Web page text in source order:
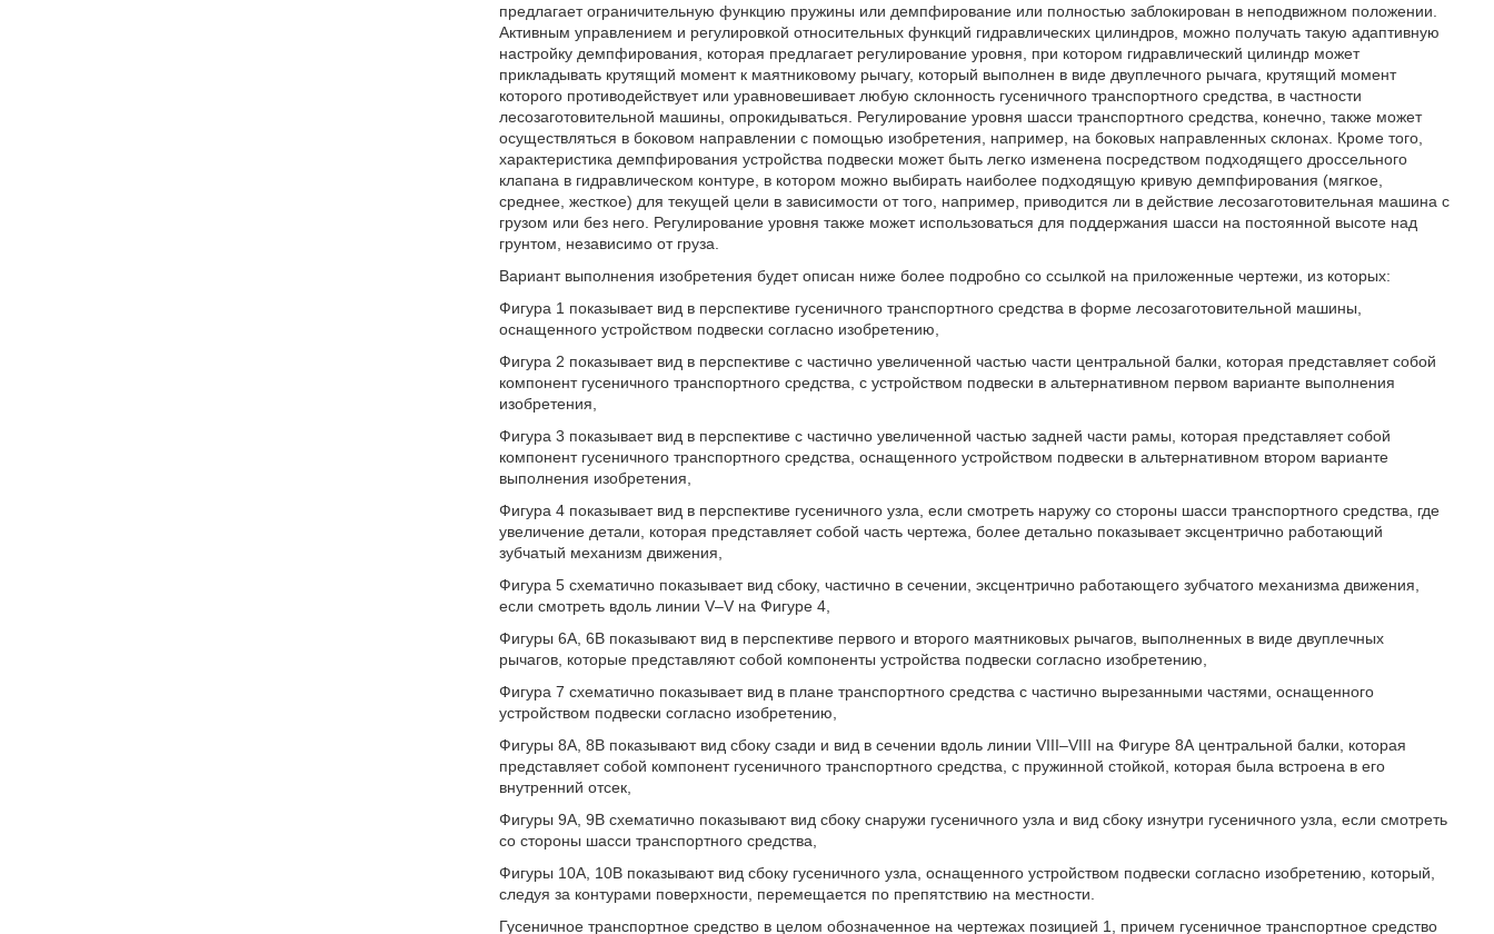
предлагает ограничительную функцию пружины или демпфирование или полностью заблокирован в неподвижном положении.
Активным управлением и регулировкой относительных функций гидравлических цилиндров, можно получать такую адаптивную
настройку демпфирования, которая предлагает регулирование уровня, при котором гидравлический цилиндр может
прикладывать крутящий момент к маятниковому рычагу, который выполнен в виде двуплечного рычага, крутящий момент
которого противодействует или уравновешивает любую склонность гусеничного транспортного средства, в частности
лесозаготовительной машины, опрокидываться. Регулирование уровня шасси транспортного средства, конечно, также может
осуществляться в боковом направлении с помощью изобретения, например, на боковых направленных склонах. Кроме того,
характеристика демпфирования устройства подвески может быть легко изменена посредством подходящего дроссельного
клапана в гидравлическом контуре, в котором можно выбирать наиболее подходящую кривую демпфирования (мягкое,
среднее, жесткое) для текущей цели в зависимости от того, например, приводится ли в действие лесозаготовительная машина с
грузом или без него. Регулирование уровня также может использоваться для поддержания шасси на постоянной высоте над
грунтом, независимо от груза.
Вариант выполнения изобретения будет описан ниже более подробно со ссылкой на приложенные чертежи, из которых:
Фигура 1 показывает вид в перспективе гусеничного транспортного средства в форме лесозаготовительной машины,
оснащенного устройством подвески согласно изобретению,
Фигура 2 показывает вид в перспективе с частично увеличенной частью части центральной балки, которая представляет собой
компонент гусеничного транспортного средства, с устройством подвески в альтернативном первом варианте выполнения
изобретения,
Фигура 3 показывает вид в перспективе с частично увеличенной частью задней части рамы, которая представляет собой
компонент гусеничного транспортного средства, оснащенного устройством подвески в альтернативном втором варианте
выполнения изобретения,
Фигура 4 показывает вид в перспективе гусеничного узла, если смотреть наружу со стороны шасси транспортного средства, где
увеличение детали, которая представляет собой часть чертежа, более детально показывает эксцентрично работающий
зубчатый механизм движения,
Фигура 5 схематично показывает вид сбоку, частично в сечении, эксцентрично работающего зубчатого механизма движения,
если смотреть вдоль линии V–V на Фигуре 4,
Фигуры 6А, 6В показывают вид в перспективе первого и второго маятниковых рычагов, выполненных в виде двуплечных
рычагов, которые представляют собой компоненты устройства подвески согласно изобретению,
Фигура 7 схематично показывает вид в плане транспортного средства с частично вырезанными частями, оснащенного
устройством подвески согласно изобретению,
Фигуры 8А, 8В показывают вид сбоку сзади и вид в сечении вдоль линии VIII–VIII на Фигуре 8А центральной балки, которая
представляет собой компонент гусеничного транспортного средства, с пружинной стойкой, которая была встроена в его
внутренний отсек,
Фигуры 9А, 9В схематично показывают вид сбоку снаружи гусеничного узла и вид сбоку изнутри гусеничного узла, если смотреть
со стороны шасси транспортного средства,
Фигуры 10А, 10В показывают вид сбоку гусеничного узла, оснащенного устройством подвески согласно изобретению, который,
следуя за контурами поверхности, перемещается по препятствию на местности.
Гусеничное транспортное средство в целом обозначенное на чертежах позицией 1, причем гусеничное транспортное средство